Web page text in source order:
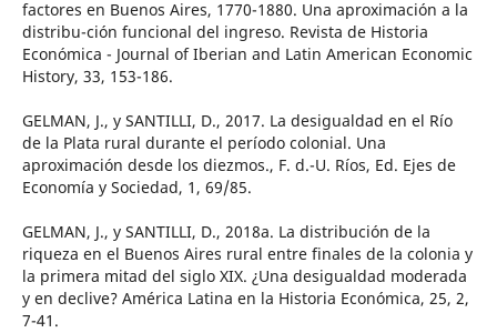
factores en Buenos Aires, 1770-1880. Una aproximación a la
distribu-ción funcional del ingreso. Revista de Historia
Económica - Journal of Iberian and Latin American Economic
History, 33, 153-186.
GELMAN, J., y SANTILLI, D., 2017. La desigualdad en el Río
de la Plata rural durante el período colonial. Una
aproximación desde los diezmos., F. d.-U. Ríos, Ed. Ejes de
Economía y Sociedad, 1, 69/85.
GELMAN, J., y SANTILLI, D., 2018a. La distribución de la
riqueza en el Buenos Aires rural entre finales de la colonia y
la primera mitad del siglo XIX. ¿Una desigualdad moderada
y en declive? América Latina en la Historia Económica, 25, 2,
7-41.